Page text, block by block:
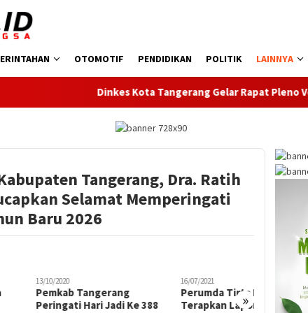
OTOMOTIF PENDIDIKAN POLITIK LAINNYA
Dinkes Kota Tangerang Gelar Rapat Pleno
Tangerang, Dra. Ratih
Selamat Memperingati
Baru 2026
»
Tangerang
Hari Jadi Ke 388
Perumda Tirta Benteng
Terapkan Lapor Meter
Ayo,
Keluarga